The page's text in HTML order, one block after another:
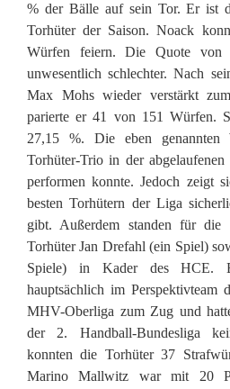
% der Bälle auf sein Tor. Er ist
Torhüter der Saison. Noack
Würfen feiern. Die Quote
unwesentlich schlechter. Nach
Max Mohs wieder verstärkt
parierte er 41 von 151 Würfen.
27,15 %. Die eben genannten
Torhüter-Trio in der abgelaufenen
performen konnte. Jedoch zeigt
besten Torhütern der Liga
gibt. Außerdem standen für die
Torhüter Jan Drefahl (ein Spiel)
Spiele) in Kader des HCE.
hauptsächlich im
MHV-Oberliga zum Zug und
der 2. Handball-Bundesliga
konnten die Torhüter 37
Marino Mallwitz war mit 20